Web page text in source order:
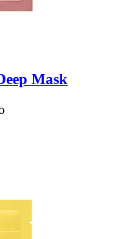
Mask